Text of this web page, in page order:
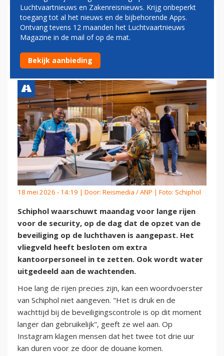
SCHIPHOL WAARSCHUWT
VOOR LANGE RIJEN BIJ
SECURITY
18 mei 2026 - 14:19 | Door: Reismedia / ANP | Foto: Schiphol
Schiphol waarschuwt maandag voor lange rijen
voor de security, op de dag dat de opzet van de
beveiliging op de luchthaven is aangepast. Het
vliegveld heeft besloten om extra
kantoorpersoneel in te zetten. Ook wordt water
uitgedeeld aan de wachtenden.
Hoe lang de rijen precies zijn, kan een woordvoerster
van Schiphol niet aangeven. "Het is druk en de
wachttijd bij de beveiligingscontrole is op dit moment
langer dan gebruikelijk", geeft ze wel aan. Op
Instagram klagen mensen dat het twee tot drie uur
kan duren voor ze door de douane komen.
Luchtvaartnieuws en Zakenreisnieuws. Krijg onbeperkt
toegang tot al het nieuws en de bijbehorende Apps.
Ontvang tevens 12 maanden het Luchtvaartnieuws
Magazine in de mail of op de mat.
Bekijk aanbieding